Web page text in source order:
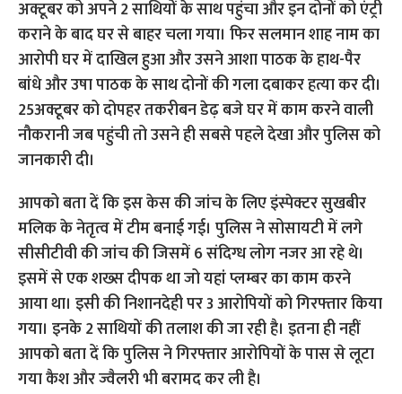
अक्टूबर को अपने 2 साथियों के साथ पहुंचा और इन दोनों को एंट्री
कराने के बाद घर से बाहर चला गया। फिर सलमान शाह नाम का
आरोपी घर में दाखिल हुआ और उसने आशा पाठक के हाथ-पैर
बांधे और उषा पाठक के साथ दोनों की गला दबाकर हत्या कर दी।
25अक्टूबर को दोपहर तकरीबन डेढ़ बजे घर में काम करने वाली
नौकरानी जब पहुंची तो उसने ही सबसे पहले देखा और पुलिस को
जानकारी दी।
आपको बता दें कि इस केस की जांच के लिए इंस्पेक्टर सुखबीर
मलिक के नेतृत्व में टीम बनाई गई। पुलिस ने सोसायटी में लगे
सीसीटीवी की जांच की जिसमें 6 संदिग्ध लोग नजर आ रहे थे।
इसमें से एक शख्स दीपक था जो यहां प्लम्बर का काम करने
आया था। इसी की निशानदेही पर 3 आरोपियों को गिरफ्तार किया
गया। इनके 2 साथियों की तलाश की जा रही है। इतना ही नहीं
आपको बता दें कि पुलिस ने गिरफ्तार आरोपियों के पास से लूटा
गया कैश और ज्वैलरी भी बरामद कर ली है।